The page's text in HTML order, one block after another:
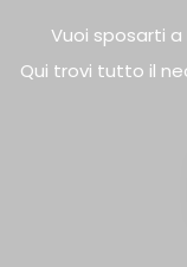
Vuoi sposarti
Qui trovi tutto il